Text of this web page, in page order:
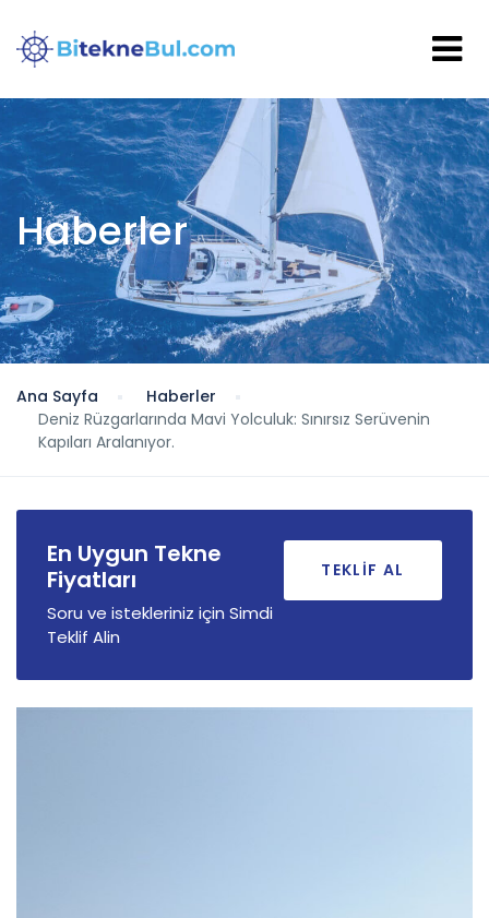
Haberler
Ana Sayfa
Haberler
Deniz Rüzgarlarında Mavi Yolculuk: Sınırsız Serüvenin
Kapıları Aralanıyor.
En Uygun Tekne
Fiyatları
Soru ve istekleriniz için Simdi
Teklif Alin
TEKLIF AL